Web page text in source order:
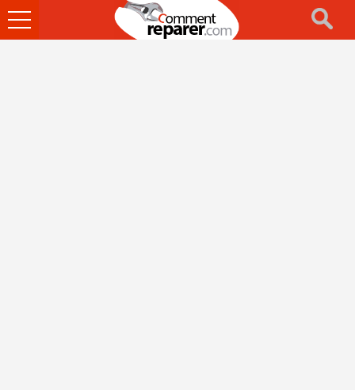
Ouvrir
le